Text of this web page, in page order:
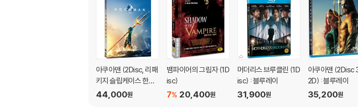
아쿠아맨 (2Disc, 리패
키지 슬립케이스 한정
판) : 블루레이
44,000원
뱀파이어의 그림자 (1D
isc)
20,400원
7%
머더리스 브루클린 (1D
isc) : 블루레이
31,900원
아쿠아맨 (2Disc
2D) : 블루레이
35,200원